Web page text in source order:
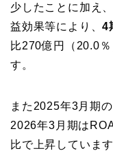
少したことに加え
益効果等により、4
比270億円（20.0
す。
また2025年3月期
2026年3月期は
比で上昇しています